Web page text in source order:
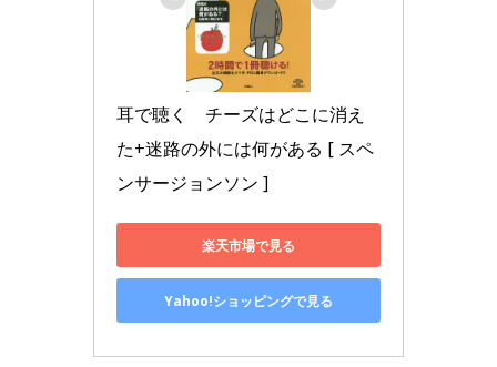
耳で聴く　チーズはどこに消え
た+迷路の外には何がある [ スペ
ンサージョンソン ]
楽天市場で見る
Yahoo!ショッピングで見る